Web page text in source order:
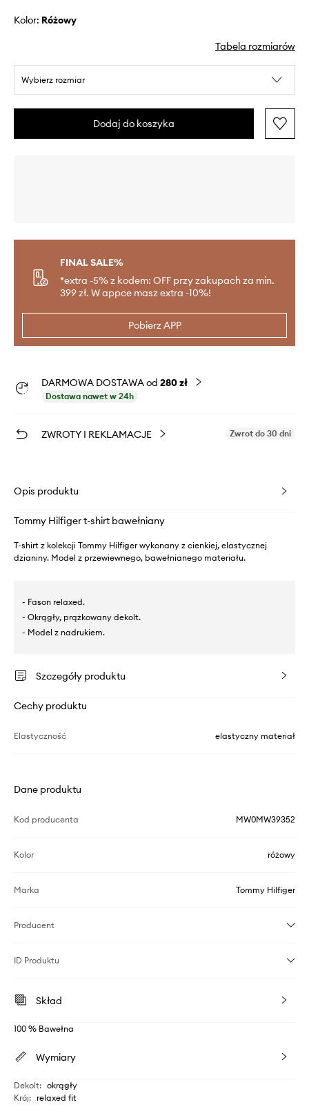
Kolor: różowy
Tabela rozmiarów
Wybierz rozmiar
Dodaj do koszyka
FINAL SALE%
*extra -5% z kodem: OFF przy zakupach za min.
399 zł. W appce masz extra -10%!
Pobierz APP
DARMOWA DOSTAWA od 280 zł
Dostawa nawet w 24h
ZWROTY I REKLAMACJE Zwrot do 30 dni
Opis produktu
Tommy Hilfiger t-shirt bawełniany
T-shirt z kolekcji Tommy Hilfiger wykonany z cienkiej, elastycznej
dzianiny. Model z przewiewnego, bawełnianego materiału.
- Fason relaxed.
- Okrągły, prążkowany dekolt.
- Model z nadrukiem.
Szczegóły produktu
Cechy produktu
Elastyczność elastyczny materiał
Dane produktu
Kod producenta MW0MW39352
Kolor różowy
Marka Tommy Hilfiger
Producent
ID Produktu
Skład
100 % Bawełna
Wymiary
Dekolt: okrągły
Krój: relaxed fit